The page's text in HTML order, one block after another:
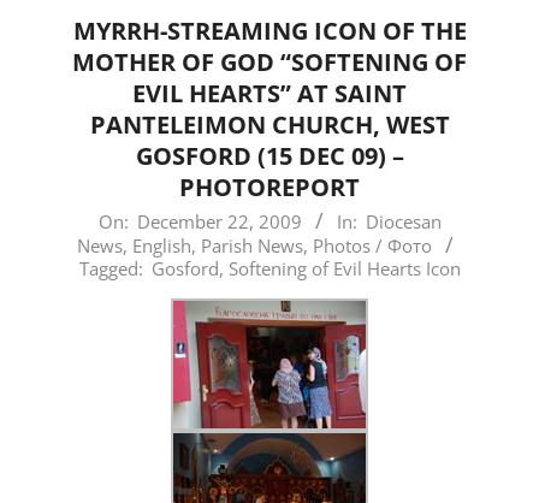
MYRRH-STREAMING ICON OF THE
MOTHER OF GOD “SOFTENING OF
EVIL HEARTS” AT SAINT
PANTELEIMON CHURCH, WEST
GOSFORD (15 DEC 09) –
PHOTOREPORT
2009-
12-
22
On: December 22, 2009 In: Diocesan
News, English, Parish News, Photos / Фото
Tagged: Gosford, Softening of Evil Hearts Icon